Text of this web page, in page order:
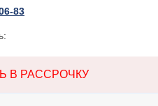
83
В РАССРОЧКУ